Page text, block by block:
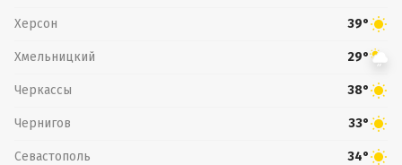
Херсон 39°
Хмельницкий 29°
Черкассы 38°
Чернигов 33°
Севастополь 34°